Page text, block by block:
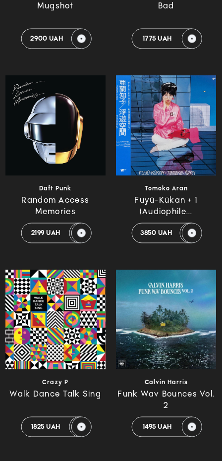
Mugshot
2900 UAH
Bad
1775 UAH
Daft Punk
Random Access
Memories
2199 UAH
Tomoko Aran
Fuyü-Kükan + 1
(Audiophile...
3850 UAH
Crazy P
Walk Dance Talk Sing
1825 UAH
Calvin Harris
Funk Wav Bounces Vol.
2
1495 UAH